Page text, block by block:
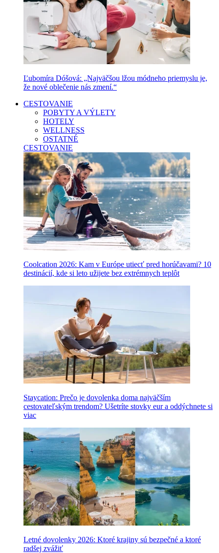
Ľubomíra Dóšová: „Najväčšou lžou módneho priemyslu je,
že nové oblečenie nás zmení.“
CESTOVANIE
POBYTY A VÝLETY
HOTELY
WELLNESS
OSTATNÉ
CESTOVANIE
Coolcation 2026: Kam v Európe utiecť pred horúčavami? 10
destinácií, kde si leto užijete bez extrémnych teplôt
Staycation: Prečo je dovolenka doma najväčším
cestovateľským trendom? Ušetríte stovky eur a oddýchnete si
viac
Letné dovolenky 2026: Ktoré krajiny sú bezpečné a ktoré
radšej zvážiť